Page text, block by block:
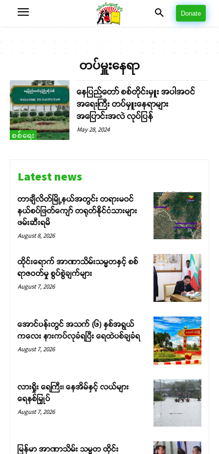
Donate
တပ်မှူးနေရာ
စစ်ရေး
နေပြည်တော် စစ်တိုင်းမှူး အပါအဝင်
အရေးကြီး တပ်မှူးနေရာများ
အပြောင်းအလဲ လုပ်ပြန်
May 28, 2024
Latest news
တာချီလိတ်မြို့နယ်အတွင်း တရားမဝင်
နယ်စပ်ဖြတ်ကျော် တရုတ်နိုင်ငံသားများ
ဖမ်းဆီးရမိ
August 8, 2026
ထိုင်းရောက် အာဏာသိမ်းသမ္မတနှင့် စစ်
ရာဇဝတ်မှု စွပ်စွဲချက်များ
August 7, 2026
အောင်ပန်းတွင် အသက် (၆) နှစ်အရွယ်
ကလေး နားကပ်လုခံရပြီး ရေထဲပစ်ချခံရ
August 7, 2026
လားရှိုး ရေကြီး၊ နေအိမ်နှင့် လယ်များ
ရေနစ်မြှုပ်
August 7, 2026
မြန်မာ အာဏာသိမ်း သမ္မတ ထိုင်း